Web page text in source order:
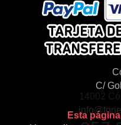
C/
14002
Esta